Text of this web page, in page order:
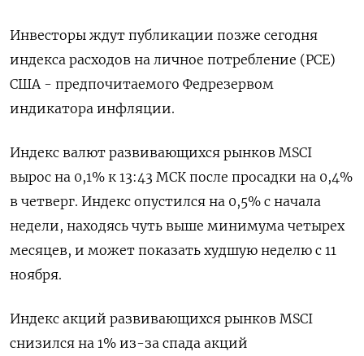
Инвесторы ждут публикации позже сегодня
индекса расходов на личное потребление (PCE)
США - предпочитаемого Федрезервом
индикатора инфляции.
Индекс валют развивающихся рынков MSCI
вырос на 0,1% к 13:43 МСК после просадки на 0,4%
в четверг. Индекс опустился на 0,5% с начала
недели, находясь чуть выше минимума четырех
месяцев, и может показать худшую неделю с 11
ноября.
Индекс акций развивающихся рынков MSCI
снизился на 1% из-за спада акций